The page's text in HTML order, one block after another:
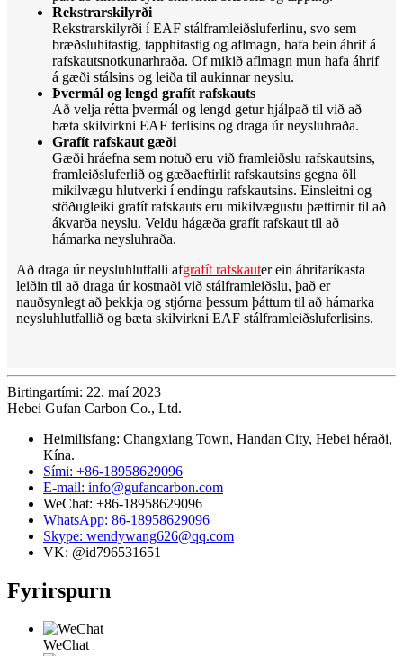
Rekstrarskilyrði
Rekstrarskilyrði í EAF stálframleiðsluferlinu, svo sem
bræðsluhitastig, tapphitastig og aflmagn, hafa bein áhrif á
rafskautsnotkunarhraða. Of mikið aflmagn mun hafa áhrif
á gæði stálsins og leiða til aukinnar neyslu.
Þvermál og lengd grafít rafskauts
Að velja rétta þvermál og lengd getur hjálpað til við að
bæta skilvirkni EAF ferlisins og draga úr neysluhraða.
Grafít rafskaut gæði
Gæði hráefna sem notuð eru við framleiðslu rafskautsins,
framleiðsluferlið og gæðaeftirlit rafskautsins gegna öll
mikilvægu hlutverki í endingu rafskautsins. Einsleitni og
stöðugleiki grafít rafskauts eru mikilvægustu þættirnir til að
ákvarða neyslu. Veldu hágæða grafít rafskaut til að
hámarka neysluhraða.
Að draga úr neysluhlutfalli afgrafít rafskauter ein áhrifaríkasta
leiðin til að draga úr kostnaði við stálframleiðslu, það er
nauðsynlegt að þekkja og stjórna þessum þáttum til að hámarka
neysluhlutfallið og bæta skilvirkni EAF stálframleiðsluferlisins.
Birtingartími: 22. maí 2023
Hebei Gufan Carbon Co., Ltd.
Heimilisfang: Changxiang Town, Handan City, Hebei héraði,
Kína.
Sími: +86-18958629096
E-mail: info@gufancarbon.com
WeChat: +86-18958629096
WhatsApp: 86-18958629096
Skype: wendywang626@qq.com
VK: @id796531651
Fyrirspurn
WeChat